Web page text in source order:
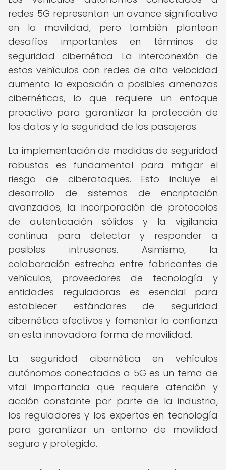
redes 5G representan un avance significativo
en la movilidad, pero también plantean
desafíos importantes en términos de
seguridad cibernética. La interconexión de
estos vehículos con redes de alta velocidad
aumenta la exposición a posibles amenazas
cibernéticas, lo que requiere un enfoque
proactivo para garantizar la protección de
los datos y la seguridad de los pasajeros.
La implementación de medidas de seguridad
robustas es fundamental para mitigar el
riesgo de ciberataques. Esto incluye el
desarrollo de sistemas de encriptación
avanzados, la incorporación de protocolos
de autenticación sólidos y la vigilancia
continua para detectar y responder a
posibles intrusiones. Asimismo, la
colaboración estrecha entre fabricantes de
vehículos, proveedores de tecnología y
entidades reguladoras es esencial para
establecer estándares de seguridad
cibernética efectivos y fomentar la confianza
en esta innovadora forma de movilidad.
La seguridad cibernética en vehículos
autónomos conectados a 5G es un tema de
vital importancia que requiere atención y
acción constante por parte de la industria,
los reguladores y los expertos en tecnología
para garantizar un entorno de movilidad
seguro y protegido.